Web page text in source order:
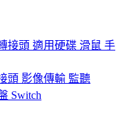
頭 影像傳輸 監聽
Switch